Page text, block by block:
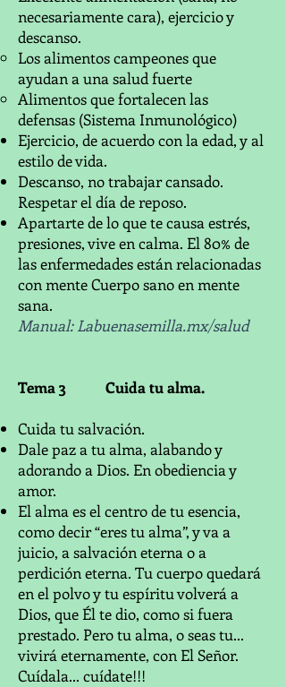
necesariamente cara), ejercicio y
descanso.
Los alimentos campeones que
ayudan a una salud fuerte
Alimentos que fortalecen las
defensas (Sistema Inmunológico)
Ejercicio, de acuerdo con la edad, y al
estilo de vida.
Descanso, no trabajar cansado.
Respetar el día de reposo.
Apartarte de lo que te causa estrés,
presiones, vive en calma. El 80% de
las enfermedades están relacionadas
con mente Cuerpo sano en mente
sana.
Manual: Labuenasemilla.mx/salud
Tema 3 Cuida tu alma.
Cuida tu salvación.
Dale paz a tu alma, alabando y
adorando a Dios. En obediencia y
amor.
El alma es el centro de tu esencia,
como decir “eres tu alma”, y va a
juicio, a salvación eterna o a
perdición eterna. Tu cuerpo quedará
en el polvo y tu espíritu volverá a
Dios, que Él te dio, como si fuera
prestado. Pero tu alma, o seas tu...
vivirá eternamente, con El Señor.
Cuídala... cuídate!!!